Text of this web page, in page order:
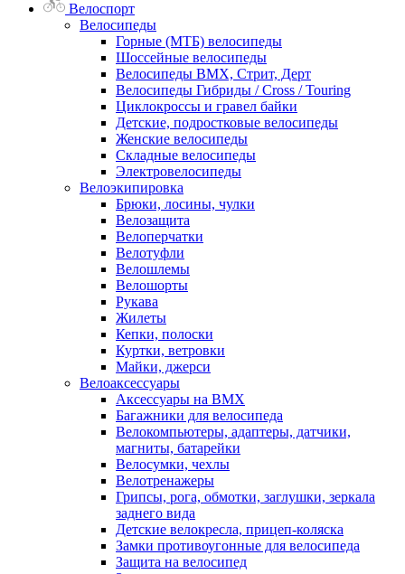
Велоспорт
Велосипеды
Горные (МТБ) велосипеды
Шоссейные велосипеды
Велосипеды BMX, Стрит, Дерт
Велосипеды Гибриды / Cross / Touring
Циклокроссы и гравел байки
Детские, подростковые велосипеды
Женские велосипеды
Складные велосипеды
Электровелосипеды
Велоэкипировка
Брюки, лосины, чулки
Велозащита
Велоперчатки
Велотуфли
Велошлемы
Велошорты
Рукава
Жилеты
Кепки, полоски
Куртки, ветровки
Майки, джерси
Велоаксессуары
Аксессуары на BMX
Багажники для велосипеда
Велокомпьютеры, адаптеры, датчики,
магниты, батарейки
Велосумки, чехлы
Велотренажеры
Грипсы, рога, обмотки, заглушки, зеркала
заднего вида
Детские велокресла, прицеп-коляска
Замки противоугонные для велосипеда
Защита на велосипед